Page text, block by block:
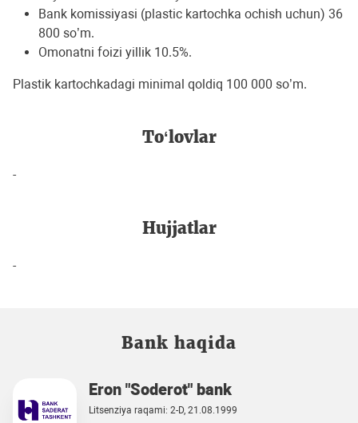
Bank komissiyasi (plastic kartochka ochish uchun) 36
800 so’m.
Omonatni foizi yillik 10.5%.
Plastik kartochkadagi minimal qoldiq 100 000 so’m.
To‘lovlar
-
Hujjatlar
-
Bank haqida
Eron "Soderot" bank
Litsenziya raqami: 2-D, 21.08.1999